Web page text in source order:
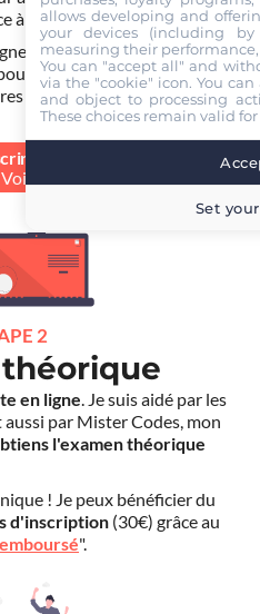
à
Pass Rousseau Voiture.
voiture auprès de mon
la suite de ma formation. Je
de conduite dans un autre
au
2
en ligne. Je suis aidé par les
par Mister Codes, mon
l'examen théorique
! Je peux bénéficier du
d'inscription (30€) grâce au
".
allows developing and
your devices (including
measuring their
You can "accept all" and
via the "cookie" icon. You
and object to processing
These choices remain valid
Set